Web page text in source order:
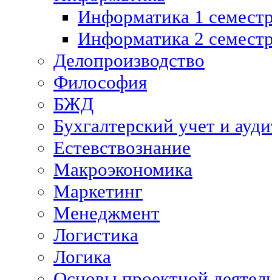
Информатика 1
Информатика 2
Делопроизводство
Философия
БЖД
Бухгалтерский учет и
Естевствознание
Макроэкономика
Маркетинг
Менеджмент
Логистика
Логика